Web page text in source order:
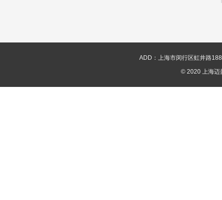
ADD：上海市闵行区虹井路
© 2020 上海迈